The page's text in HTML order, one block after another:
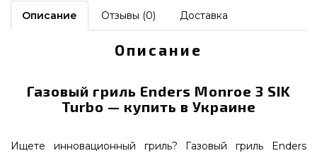
Описание Отзывы (0) Доставка
Описание
Газовый гриль Enders Monroe 3 SIK
Turbo — купить в Украине
Ищете инновационный гриль? Газовый гриль Enders